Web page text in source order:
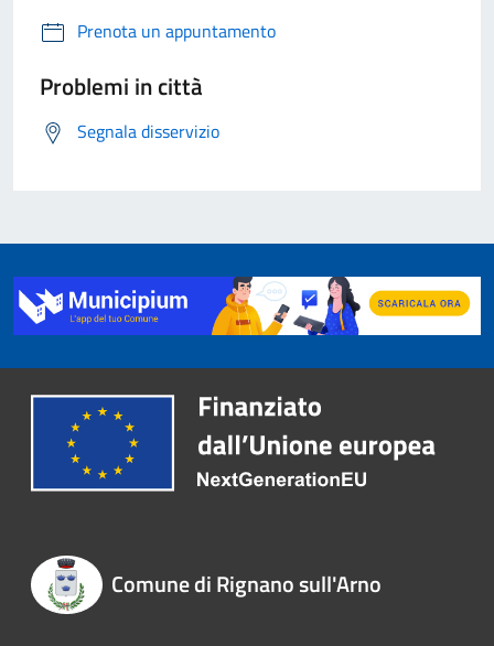
Prenota un appuntamento
Problemi in città
Segnala disservizio
Comune di Rignano sull'Arno